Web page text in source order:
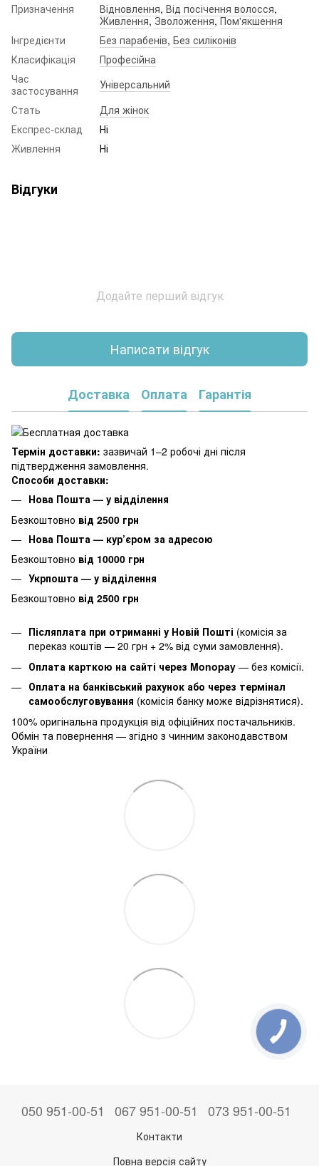
Призначення
Відновлення, Від посічення волосся,
Живлення,Зволоження,Пом'якшення
Інгредієнти
Без парабенів, Без силіконів
Класифікація
Професійна
Час
застосування
Універсальний
Стать
Для жінок
Експрес-склад
Ні
Живлення
Ні
Відгуки
Додайте перший відгук
Написати відгук
Доставка Оплата Гарантія
Термін доставки: зазвичай 1–2 робочі дні після
підтвердження замовлення.
Способи доставки:
Нова Пошта — у відділення
Безкоштовно від 2500 грн
Нова Пошта — кур’єром за адресою
Безкоштовно від 10000 грн
Укрпошта — у відділення
Безкоштовно від 2500 грн
Післяплата при отриманні у Новій Пошті (комісія за
переказ коштів — 20 грн + 2% від суми замовлення).
Оплата карткою на сайті через Monopay — без комісії.
Оплата на банківський рахунок або через термінал
самообслуговування (комісія банку може відрізнятися).
100% оригінальна продукція від офіційних постачальників.
Обмін та повернення — згідно з чинним законодавством
України
050 951-00-51 067 951-00-51 073 951-00-51
Контакти
Повна версія сайту